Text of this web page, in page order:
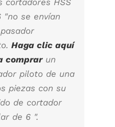
"no se envían
.Haga clic aquí
comprarun
piloto de una
piezas con su
de cortador
de 6 ".